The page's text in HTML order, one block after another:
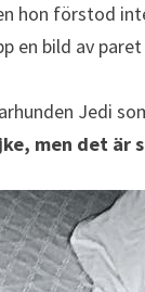
hon förstod
bild av
Jedi
men det är